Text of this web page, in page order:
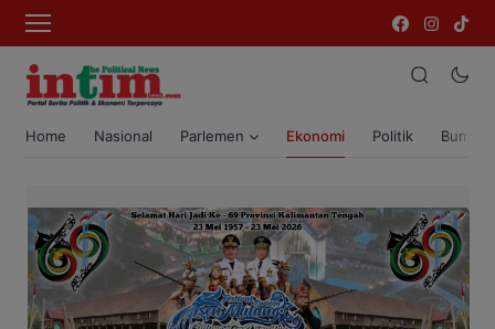
Home Nasional Parlemen Ekonomi Politik Bumi